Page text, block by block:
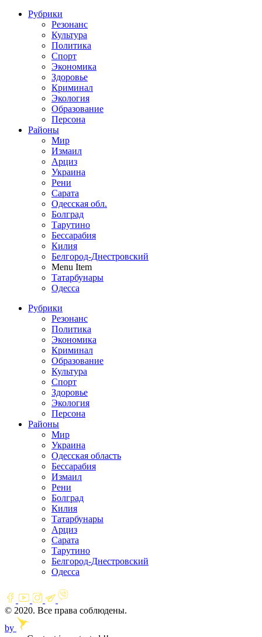
Рубрики
Резонанс
Культура
Политика
Спорт
Экономика
Здоровье
Криминал
Экология
Образование
Персона
Районы
Мир
Измаил
Арциз
Украина
Рени
Сарата
Одесская обл.
Болград
Тарутино
Бессарабия
Килия
Белгород-Днестровский
Menu Item
Татарбунары
Одесса
Рубрики
Резонанс
Политика
Экономика
Криминал
Образование
Культура
Спорт
Здоровье
Экология
Персона
Районы
Мир
Украина
Одесская область
Бессарабия
Измаил
Рени
Болград
Килия
Татарбунары
Арциз
Сарата
Тарутино
Белгород-Днестровский
Одесса
© 2020. Все права соблюдены.
by